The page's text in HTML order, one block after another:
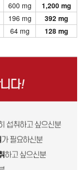
600 mg
1,200 mg
196 mg
392 mg
64 mg 128 mg